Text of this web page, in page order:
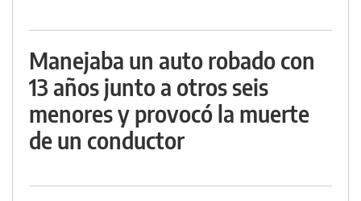
Manejaba un auto robado con
13 años junto a otros seis
menores y provocó la muerte
de un conductor